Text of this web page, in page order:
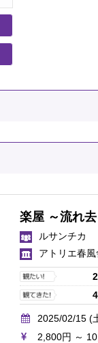
楽屋 ～流れ
ルサンチカ
アトリエ春風
2
4
2025/02/15 (
2,800円 ～